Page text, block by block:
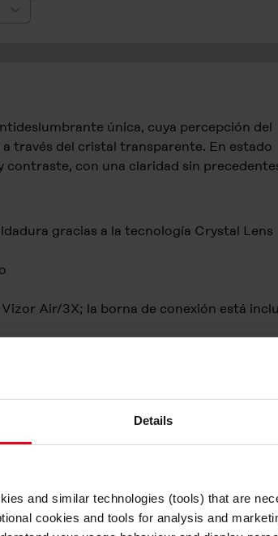
Details
and similar technologies (tools) that are
cookies and tools for analysis and
única, cuya percepción del
través del cristal transparente. En estado
contraste, con una claridad sin
gracias a la tecnología Crystal Lens
Air/3X; la borna de conexión está